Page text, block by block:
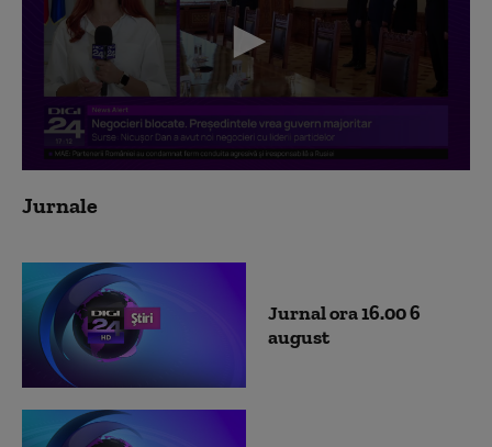
seconds
of
Jurnale
Jurnal ora 16.00 6
august